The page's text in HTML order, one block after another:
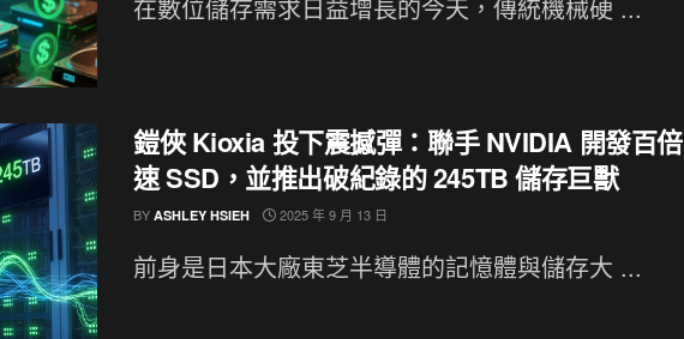
在數位儲存需求日益增長的今天，傳統機械硬 ...
鎧俠 Kioxia 投下震撼彈：聯手 NVIDIA 開發百倍
速 SSD，並推出破紀錄的 245TB 儲存巨獸
BY ASHLEY HSIEH 2025 年 9 月 13 日
前身是日本大廠東芝半導體的記憶體與儲存大 ...